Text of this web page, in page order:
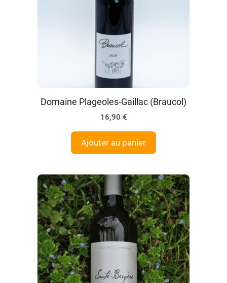
Domaine Plageoles-Gaillac (Braucol)
16,90 €
Ajouter au panier